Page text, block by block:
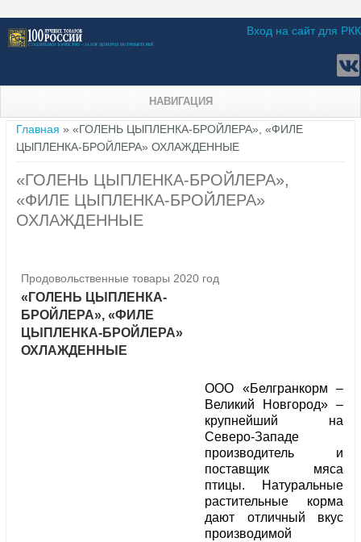
Вход на сайт для РКК
НАВИГАЦИЯ
Вы здесь
Главная » «ГОЛЕНЬ ЦЫПЛЕНКА-БРОЙЛЕРА», «ФИЛЕ
ЦЫПЛЕНКА-БРОЙЛЕРА» ОХЛАЖДЕННЫЕ
«ГОЛЕНЬ ЦЫПЛЕНКА-БРОЙЛЕРА»,
«ФИЛЕ ЦЫПЛЕНКА-БРОЙЛЕРА»
ОХЛАЖДЕННЫЕ
Продовольственные товары 2020 год
«ГОЛЕНЬ ЦЫПЛЕНКА-
БРОЙЛЕРА», «ФИЛЕ
ЦЫПЛЕНКА-БРОЙЛЕРА»
ОХЛАЖДЕННЫЕ
ООО «Белгранкорм –
Великий Новгород» –
крупнейший на
Северо-Западе
производитель и
поставщик мяса
птицы. Натуральные
растительные корма
дают отличный вкус
производимой